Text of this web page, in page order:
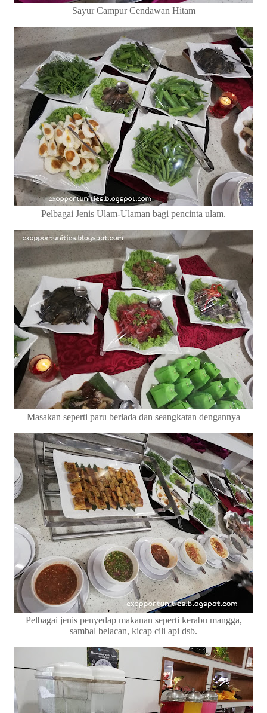
Sayur Campur Cendawan Hitam
Pelbagai Jenis Ulam-Ulaman bagi pencinta ulam.
Masakan seperti paru berlada dan seangkatan dengannya
Pelbagai jenis penyedap makanan seperti kerabu mangga,
sambal belacan, kicap cili api dsb.